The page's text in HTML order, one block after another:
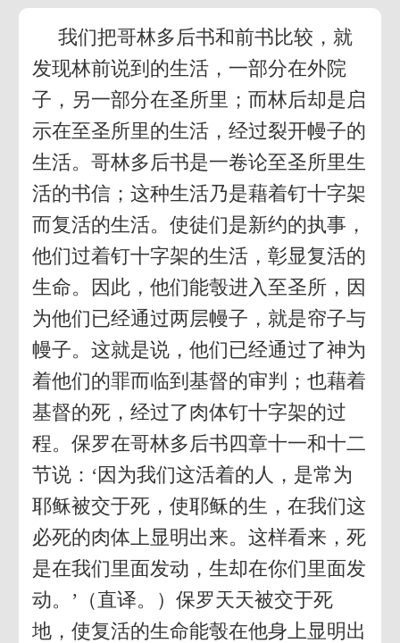
我们把哥林多后书和前书比较，就
发现林前说到的生活，一部分在外院
子，另一部分在圣所里；而林后却是启
示在至圣所里的生活，经过裂开幔子的
生活。哥林多后书是一卷论至圣所里生
活的书信；这种生活乃是藉着钉十字架
而复活的生活。使徒们是新约的执事，
他们过着钉十字架的生活，彰显复活的
生命。因此，他们能彀进入至圣所，因
为他们已经通过两层幔子，就是帘子与
幔子。这就是说，他们已经通过了神为
着他们的罪而临到基督的审判；也藉着
基督的死，经过了肉体钉十字架的过
程。保罗在哥林多后书四章十一和十二
节说：‘因为我们这活着的人，是常为
耶稣被交于死，使耶稣的生，在我们这
必死的肉体上显明出来。这样看来，死
是在我们里面发动，生却在你们里面发
动。’（直译。）保罗天天被交于死
地，使复活的生命能彀在他身上显明出